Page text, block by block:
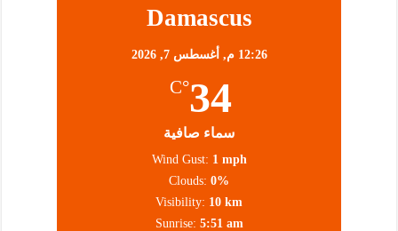
Damascus
12:26 م, أغسطس 7, 2026
34
°C
سماء صافية
Wind Gust: 1 mph
Clouds: 0%
Visibility: 10 km
Sunrise: 5:51 am